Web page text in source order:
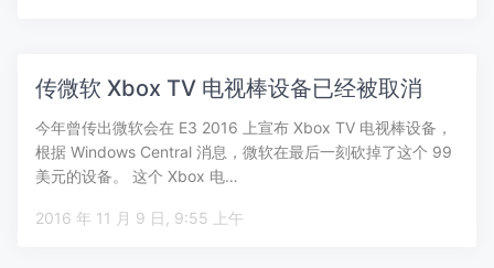
传微软 Xbox TV 电视棒设备已经被取消
今年曾传出微软会在 E3 2016 上宣布 Xbox TV 电视棒设备，
根据 Windows Central 消息，微软在最后一刻砍掉了这个 99
美元的设备。 这个 Xbox 电…
2016 年 11 月 9 日, 9:55 上午